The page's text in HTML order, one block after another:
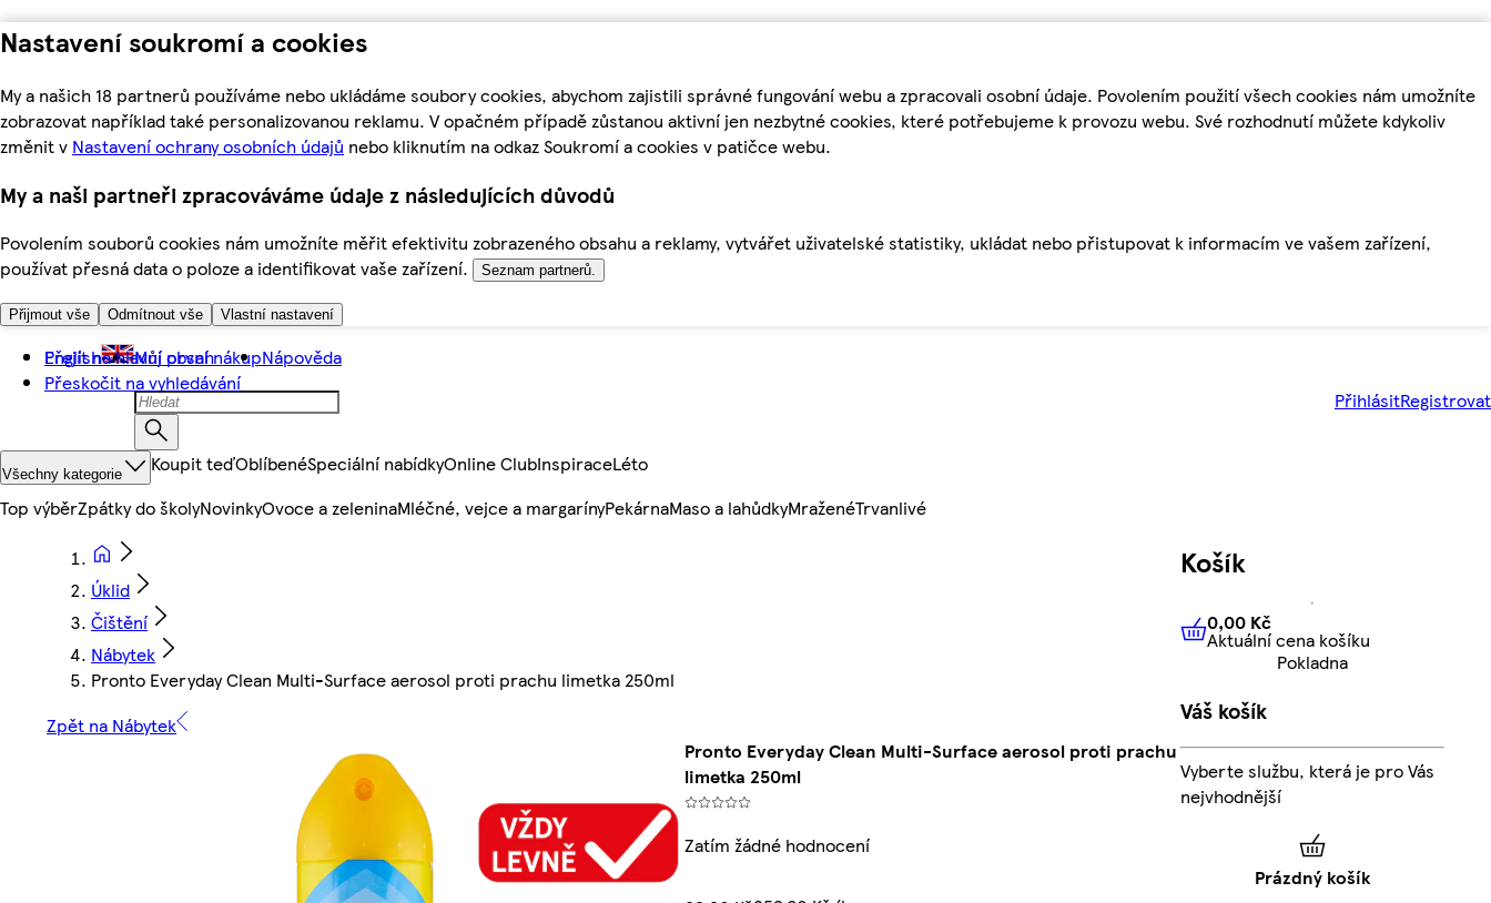
Nastavení soukromí a cookies
My a našich 18 partnerů používáme nebo ukládáme soubory cookies, abychom zajistili správné fungování webu a zpracovali osobní údaje. Povolením použití všech cookies nám umožníte
zobrazovat například také personalizovanou reklamu. V opačném případě zůstanou aktivní jen nezbytné cookies, které potřebujeme k provozu webu. Své rozhodnutí můžete kdykoliv
změnit v Nastavení ochrany osobních údajů nebo kliknutím na odkaz Soukromí a cookies v patičce webu.
My a naši partneři zpracováváme údaje z následujících důvodů
Povolením souborů cookies nám umožníte měřit efektivitu zobrazeného obsahu a reklamy, vytvářet uživatelské statistiky, ukládat nebo přistupovat k informacím ve vašem zařízení,
používat přesná data o poloze a identifikovat vaše zařízení.
Seznam partnerů.
Přijmout vše Odmítnout vše Vlastní nastavení
Přejít na hlavní obsah
Přeskočit na vyhledávání
English Můj první nákupNápověda
PřihlásitRegistrovat
Všechny kategorie Koupit teďOblíbenéSpeciální nabídkyOnline ClubInspiraceLéto
Top výběrZpátky do školyNovinkyOvoce a zeleninaMléčné, vejce a margarínyPekárnaMaso a lahůdkyMraženéTrvanlivé
Úklid
Čištění
Nábytek
Pronto Everyday Clean Multi-Surface aerosol proti prachu limetka 250ml
Zpět na Nábytek
Pronto Everyday Clean Multi-Surface aerosol proti prachu
limetka 250ml
Zatím žádné hodnocení
Košík
0,00 KčAktuální cena košíku
0,00 Kč
Aktuální cena košíku
Pokladna
Váš košík
Vyberte službu, která je pro Vás
nejvhodnější
Prázdný košík